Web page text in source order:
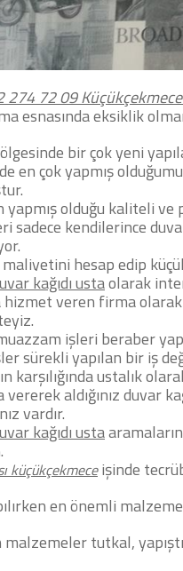
274 72 09
esnasında eksiklik
bir çok yeni
en çok yapmış
yapmış olduğu kaliteli
sadece kendilerince
hesap edip
kağıdı ustaolarak
hizmet veren firma olarak
işleri beraber
sürekli yapılan bir iş
karşılığında ustalık
aldığınız duvar
vardır.
kağıdı usta
küçükçekmeceişinde
en önemli
tutkal,